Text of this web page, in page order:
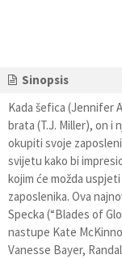
Sinopsis
Kada šefica (Jennifer
brata (T.J. Miller), on i
okupiti svoje
svijetu kako bi
kojim će možda
zaposlenika. Ova
Specka (“Blades of
nastupe Kate
Vanesse Bayer,